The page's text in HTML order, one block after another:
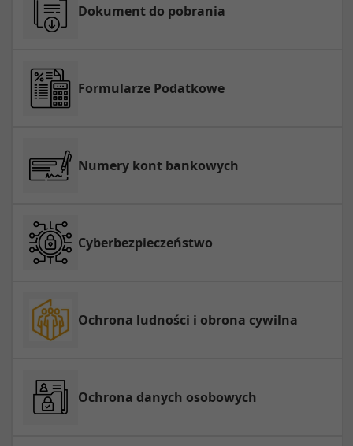
Dokument do pobrania
Formularze Podatkowe
Numery kont bankowych
Cyberbezpieczeństwo
Ochrona ludności i obrona cywilna
Ochrona danych osobowych